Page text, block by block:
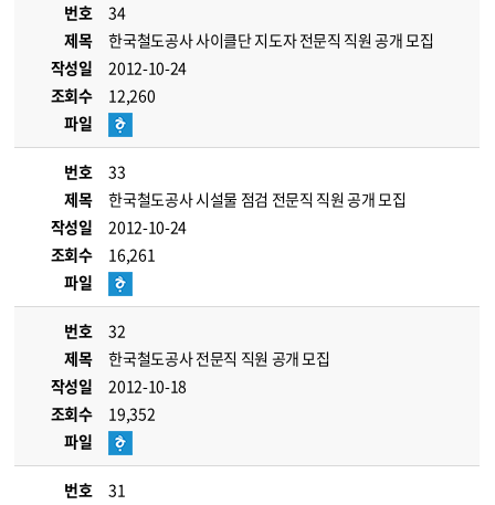
번호
34
제목
한국철도공사 사이클단 지도자 전문직 직원 공개 모집
작성일
2012-10-24
조회수
12,260
파일
번호
33
제목
한국철도공사 시설물 점검 전문직 직원 공개 모집
작성일
2012-10-24
조회수
16,261
파일
번호
32
제목
한국철도공사 전문직 직원 공개 모집
작성일
2012-10-18
조회수
19,352
파일
번호
31